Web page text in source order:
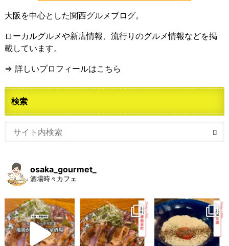
大阪を中心とした関西グルメブログ。
ローカルグルメや新店情報、流行りのグルメ情報などを掲
載しています。
⇒ 詳しいプロフィールはこちら
検索
osaka_gourmet_
酒場時々カフェ